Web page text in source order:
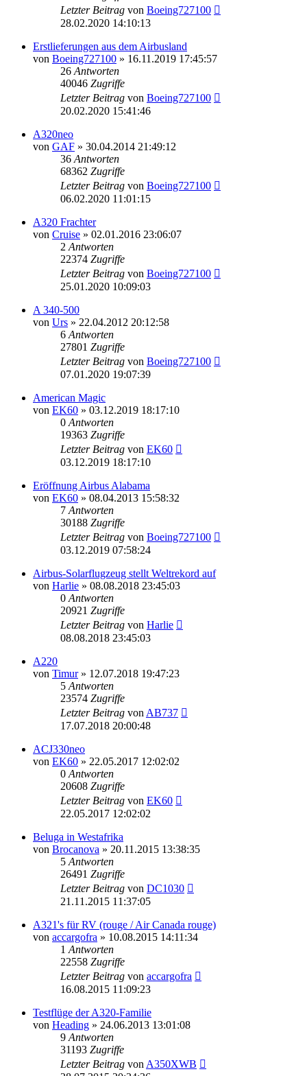
Letzter Beitrag von Boeing727100
28.02.2020 14:10:13
Erstlieferungen aus dem Airbusland
von Boeing727100 » 16.11.2019 17:45:57
26 Antworten
40046 Zugriffe
Letzter Beitrag von Boeing727100
20.02.2020 15:41:46
A320neo
von GAF » 30.04.2014 21:49:12
36 Antworten
68362 Zugriffe
Letzter Beitrag von Boeing727100
06.02.2020 11:01:15
A320 Frachter
von Cruise » 02.01.2016 23:06:07
2 Antworten
22374 Zugriffe
Letzter Beitrag von Boeing727100
25.01.2020 10:09:03
A 340-500
von Urs » 22.04.2012 20:12:58
6 Antworten
27801 Zugriffe
Letzter Beitrag von Boeing727100
07.01.2020 19:07:39
American Magic
von EK60 » 03.12.2019 18:17:10
0 Antworten
19363 Zugriffe
Letzter Beitrag von EK60
03.12.2019 18:17:10
Eröffnung Airbus Alabama
von EK60 » 08.04.2013 15:58:32
7 Antworten
30188 Zugriffe
Letzter Beitrag von Boeing727100
03.12.2019 07:58:24
Airbus-Solarflugzeug stellt Weltrekord auf
von Harlie » 08.08.2018 23:45:03
0 Antworten
20921 Zugriffe
Letzter Beitrag von Harlie
08.08.2018 23:45:03
A220
von Timur» 12.07.2018 19:47:23
5 Antworten
23574 Zugriffe
Letzter Beitrag von AB737
17.07.2018 20:00:48
ACJ330neo
von EK60 » 22.05.2017 12:02:02
0 Antworten
20608 Zugriffe
Letzter Beitrag von EK60
22.05.2017 12:02:02
Beluga in Westafrika
von Brocanova » 20.11.2015 13:38:35
5 Antworten
26491 Zugriffe
Letzter Beitrag von DC1030
21.11.2015 11:37:05
A321's für RV (rouge / Air Canada rouge)
von accargofra » 10.08.2015 14:11:34
1 Antworten
22558 Zugriffe
Letzter Beitrag von accargofra
16.08.2015 11:09:23
Testflüge der A320-Familie
von Heading » 24.06.2013 13:01:08
9 Antworten
31193 Zugriffe
Letzter Beitrag von A350XWB